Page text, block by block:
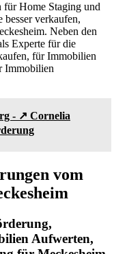
Home Staging und
verkaufen,
Neben den
Experte für die
für Immobilien
Immobilien
- ↗️ Cornelia
vom
Aufwerten,